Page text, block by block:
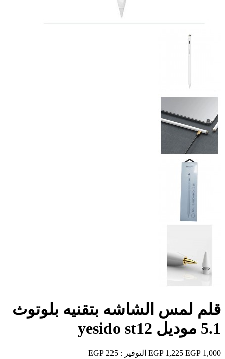
قلم لمس الشاشه بتقنيه بلوتوث
5.1 موديل yesido st12
1,000 EGP
1,225 EGP التوفير : 225 EGP